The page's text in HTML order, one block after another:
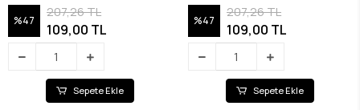
%47
207,26 TL
109,00 TL
Sepete Ekle
%47
207,26 TL
109,00 TL
Sepete Ekle